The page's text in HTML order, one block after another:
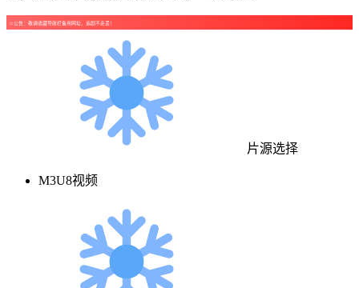
☺公告：敬请收藏导航栏备用网址，追剧不走丢！
片源选择
M3U8视频